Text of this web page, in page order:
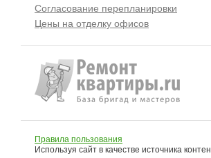
Согласование перепланировки
Цены на отделку офисов
Правила пользования
Используя сайт в качестве источника